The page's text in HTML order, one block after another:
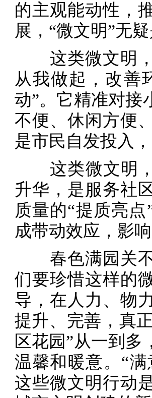
的主观能动性，
展，“微文明”无
这类微文明，
从我做起，改善
动”。它精准对接
不便、休闲方便
是市民自发投入
这类微文明，
升华，是服务社
质量的“提质亮
成带动效应，影
春色满园关不
们要珍惜这样的
导，在人力、物
提升、完善，真
区花园”从一到多
温馨和暖意。“
这些微文明行动